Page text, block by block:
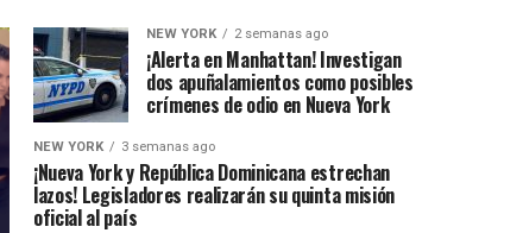
NEW YORK 2 semanas ago
¡Alerta en Manhattan! Investigan
dos apuñalamientos como posibles
crímenes de odio en Nueva York
NEW YORK 3 semanas ago
¡Nueva York y República Dominicana estrechan
lazos! Legisladores realizarán su quinta misión
oficial al país